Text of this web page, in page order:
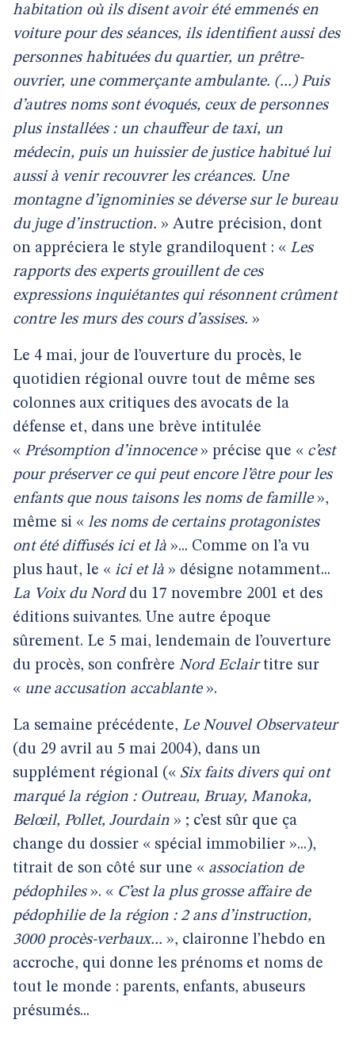
habitation où ils disent avoir été emmenés en
voiture pour des séances, ils identifient aussi des
personnes habituées du quartier, un prêtre-
ouvrier, une commerçante ambulante. (...) Puis
d’autres noms sont évoqués, ceux de personnes
plus installées : un chauffeur de taxi, un
médecin, puis un huissier de justice habitué lui
aussi à venir recouvrer les créances. Une
montagne d’ignominies se déverse sur le bureau
du juge d’instruction. » Autre précision, dont
on appréciera le style grandiloquent : « Les
rapports des experts grouillent de ces
expressions inquiétantes qui résonnent crûment
contre les murs des cours d’assises. »
Le 4 mai, jour de l’ouverture du procès, le
quotidien régional ouvre tout de même ses
colonnes aux critiques des avocats de la
défense et, dans une brève intitulée
« Présomption d’innocence» précise que « c’est
pour préserver ce qui peut encore l’être pour les
enfants que nous taisons les noms de famille»,
même si « les noms de certains protagonistes
ont été diffusés ici et là »... Comme on l’a vu
plus haut, le « ici et là » désigne notamment...
La Voix du Norddu 17 novembre 2001 et des
éditions suivantes. Une autre époque
sûrement. Le 5 mai, lendemain de l’ouverture
du procès, son confrère Nord Eclairtitre sur
« une accusation accablante».
La semaine précédente, Le Nouvel Observateur
(du 29 avril au 5 mai 2004), dans un
supplément régional (« Six faits divers qui ont
marqué la région : Outreau, Bruay, Manoka,
Belœil, Pollet, Jourdain » ; c’est sûr que ça
change du dossier « spécial immobilier »...),
titrait de son côté sur une « association de
pédophiles». « C’est la plus grosse affaire de
pédophilie de la région : 2 ans d’instruction,
3000 procès-verbaux... », claironne l’hebdo en
accroche, qui donne les prénoms et noms de
tout le monde : parents, enfants, abuseurs
présumés...